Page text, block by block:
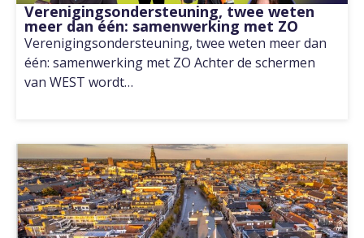
Verenigingsondersteuning, twee weten
meer dan één: samenwerking met ZO
Verenigingsondersteuning, twee weten meer dan
één: samenwerking met ZO Achter de schermen
van WEST wordt…